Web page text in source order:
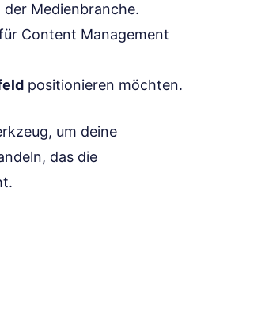
der Medienbranche.
Content Management
positionieren möchten.
um deine
das die